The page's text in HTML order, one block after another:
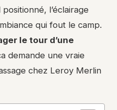
l’éclairage
qui fout le camp.
le tour d’une
demande une vraie
chez Leroy Merlin